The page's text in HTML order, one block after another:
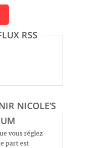
RSS
NICOLE’S
vous réglez
part est